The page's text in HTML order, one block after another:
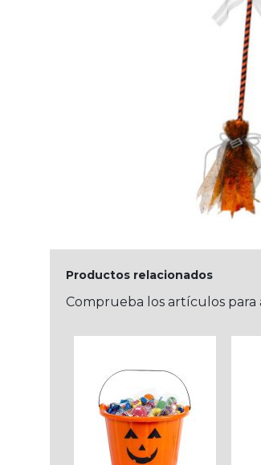
Productos relacionados
Comprueba los artículos para